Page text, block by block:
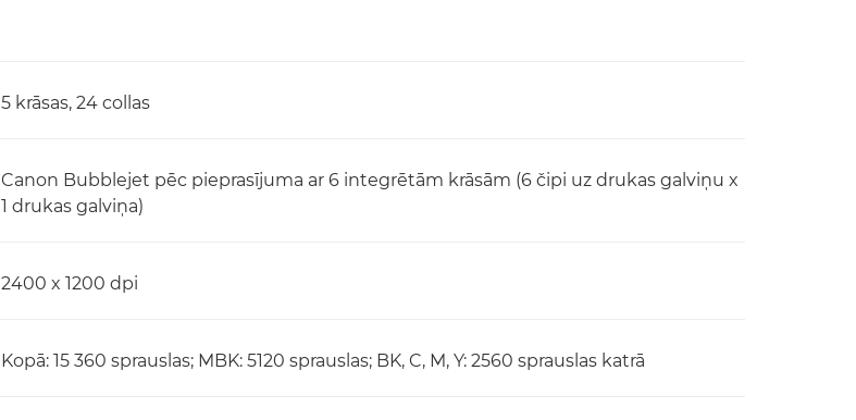
5 krāsas, 24 collas
Canon Bubblejet pēc pieprasījuma ar 6 integrētām krāsām (6 čipi uz drukas galviņu x
1 drukas galviņa)
2400 x 1200 dpi
Kopā: 15 360 sprauslas; MBK: 5120 sprauslas; BK, C, M, Y: 2560 sprauslas katrā